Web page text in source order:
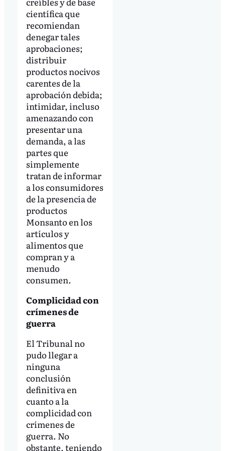
científica que
recomiendan
denegar tales
aprobaciones;
distribuir
productos nocivos
carentes de la
aprobación debida;
intimidar, incluso
amenazando con
presentar una
demanda, a las
partes que
simplemente
tratan de informar
a los consumidores
de la presencia de
productos
Monsanto en los
artículos y
alimentos que
compran y a
menudo
consumen.
Complicidad con
crímenes de
guerra
El Tribunal no
pudo llegar a
ninguna
conclusión
definitiva en
cuanto a la
complicidad con
crímenes de
guerra. No
obstante, teniendo